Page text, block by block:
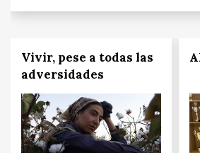
Vivir, pese a todas las
adversidades